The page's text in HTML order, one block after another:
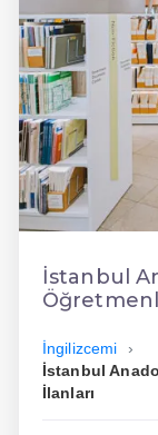
5 Günde
İngilizce
Dil
En Hızlı
En Kolay
En Ucuz
En
Hızlı
İstanbul
İngilizcemi
İstanbul
İlanları